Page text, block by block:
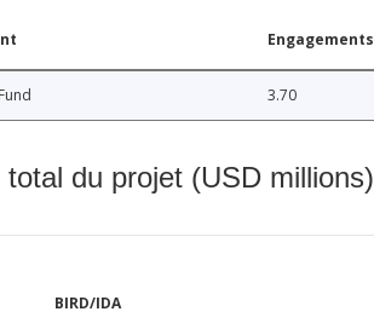
Engagements
3.70
du projet (USD millions)
BIRD/IDA